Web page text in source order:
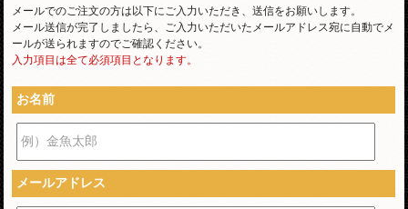
メールでのご注文の方は以下にご入力いただき、送信をお願いします。
メール送信が完了しましたら、ご入力いただいたメールアドレス宛に自動でメ
ールが送られますのでご確認ください。
入力項目は全て必須項目となります。
お名前
例）金魚太郎
メールアドレス